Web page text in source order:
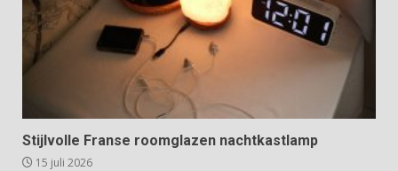
Stijlvolle Franse roomglazen nachtkastlamp
15 juli 2026